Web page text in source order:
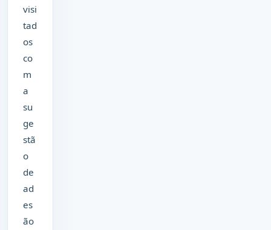
visi
tad
os
co
m
a
su
ge
stã
o
de
ad
es
ão